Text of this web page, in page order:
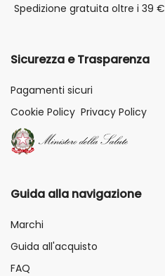
Spedizione gratuita oltre i 39 €
Sicurezza e Trasparenza
Pagamenti sicuri
Cookie Policy Privacy Policy
Guida alla navigazione
Marchi
Guida all'acquisto
FAQ